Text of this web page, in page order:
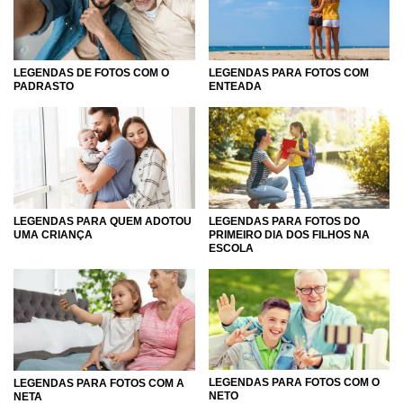
Portanto, basta rolar a tela para baixo, escolher aquela
página que você mais precisa e se identifica no momento
e se inspirar para demonstrar o quanto você ama cada um
dos seus familiares profundamente.
LEGENDAS DE FOTOS COM O
PADRASTO
LEGENDAS PARA FOTOS COM
ENTEADA
LEGENDAS PARA QUEM ADOTOU
UMA CRIANÇA
LEGENDAS PARA FOTOS DO
PRIMEIRO DIA DOS FILHOS NA
ESCOLA
LEGENDAS PARA FOTOS COM A
NETA
LEGENDAS PARA FOTOS COM O
NETO